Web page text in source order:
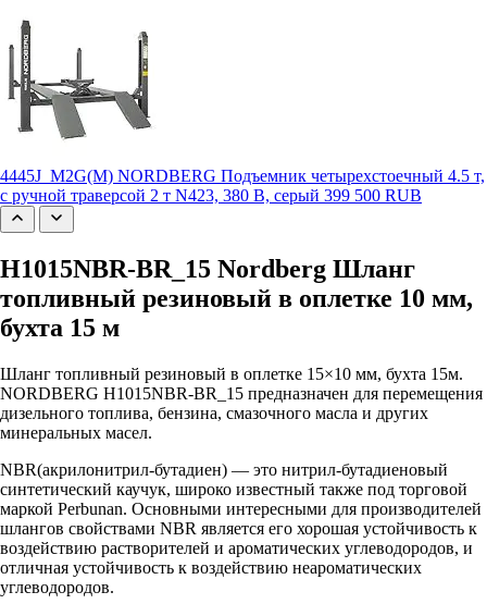
4445J_M2G(M) NORDBERG Подъемник четырехстоечный 4.5 т,
с ручной траверсой 2 т N423, 380 В, серый 399 500 RUB
H1015NBR-BR_15 Nordberg Шланг
топливный резиновый в оплетке 10 мм,
бухта 15 м
Шланг топливный резиновый в оплетке 15×10 мм, бухта 15м.
NORDBERG H1015NBR-BR_15 предназначен для перемещения
дизельного топлива, бензина, смазочного масла и других
минеральных масел.
NBR(акрилонитрил-бутадиен) — это нитрил-бутадиеновый
синтетический каучук, широко известный также под торговой
маркой Perbunan. Основными интересными для производителей
шлангов свойствами NBR является его хорошая устойчивость к
воздействию растворителей и ароматических углеводородов, и
отличная устойчивость к воздействию неароматических
углеводородов.